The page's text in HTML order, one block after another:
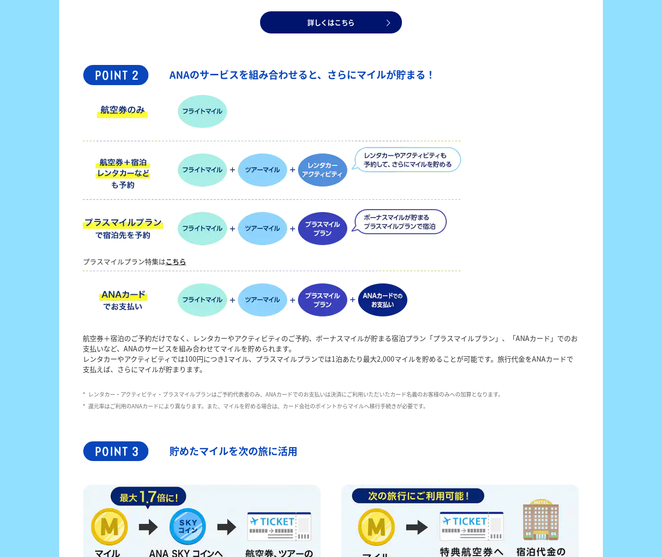
詳しくはこちら
ANAのサービスを組み合わせると、さらにマイルが貯まる！
プラスマイルプラン特集はこちら
航空券＋宿泊のご予約だけでなく、レンタカーやアクティビティのご予約、ボーナスマイルが貯まる宿泊プラン「プラスマイルプラン」、「ANAカード」でのお
支払いなど、ANAのサービスを組み合わせてマイルを貯められます。
レンタカーやアクティビティでは100円につき1マイル、プラスマイルプランでは1泊あたり最大2,000マイルを貯めることが可能です。旅行代金をANAカードで
支払えば、さらにマイルが貯まります。
* レンタカー・アクティビティ・プラスマイルプランはご予約代表者のみ、ANAカードでのお支払いは決済にご利用いただいたカード名義のお客様のみへの加算となります。
* 還元率はご利用のANAカードにより異なります。また、マイルを貯める場合は、カード会社のポイントからマイルへ移行手続きが必要です。
貯めたマイルを次の旅に活用